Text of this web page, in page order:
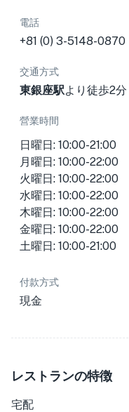
電話
+81 (0) 3-5148-0870
交通方式
東銀座駅より徒歩2分
營業時間
日曜日: 10:00-21:00
月曜日: 10:00-22:00
火曜日: 10:00-22:00
水曜日: 10:00-22:00
木曜日: 10:00-22:00
金曜日: 10:00-22:00
土曜日: 10:00-21:00
付款方式
現金
レストランの特徴
宅配